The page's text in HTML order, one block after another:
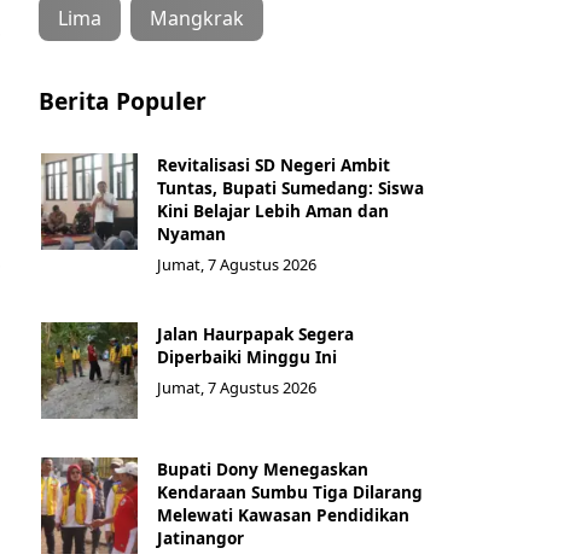
Lima Mangkrak
Berita Populer
Revitalisasi SD Negeri Ambit
Tuntas, Bupati Sumedang: Siswa
Kini Belajar Lebih Aman dan
Nyaman
Jumat, 7 Agustus 2026
Jalan Haurpapak Segera
Diperbaiki Minggu Ini
Jumat, 7 Agustus 2026
Bupati Dony Menegaskan
Kendaraan Sumbu Tiga Dilarang
Melewati Kawasan Pendidikan
Jatinangor